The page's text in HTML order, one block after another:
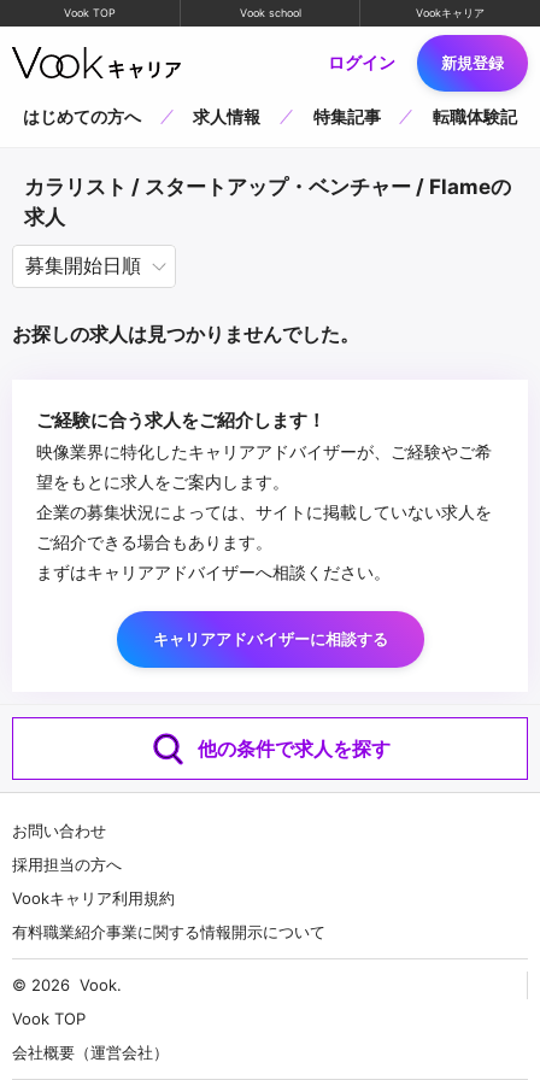
Vook TOP Vook school Vookキャリア
ログイン 新規登録
はじめての方へ 求人情報 特集記事 転職体験記
カラリスト / スタートアップ・ベンチャー / Flameの
求人
お探しの求人は見つかりませんでした。
ご経験に合う求人をご紹介します！
映像業界に特化したキャリアアドバイザーが、ご経験やご希
望をもとに求人をご案内します。
企業の募集状況によっては、サイトに掲載していない求人を
ご紹介できる場合もあります。
まずはキャリアアドバイザーへ相談ください。
キャリアアドバイザーに相談する
他の条件で求人を探す
お問い合わせ
採用担当の方へ
Vookキャリア利用規約
有料職業紹介事業に関する情報開示について
© 2026 Vook.
Vook TOP
会社概要（運営会社）